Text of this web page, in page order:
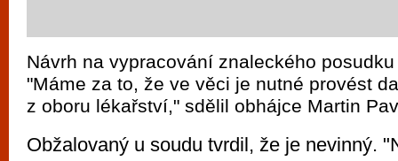
Návrh na vypracování znaleckého
"Máme za to, že ve věci je nutné provést
z oboru lékařství," sdělil obhájce Martin
Obžalovaný u soudu tvrdil, že je nevinný.